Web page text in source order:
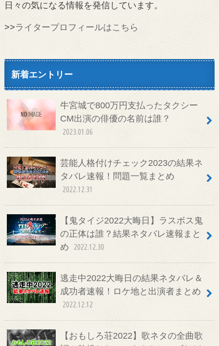
日々の気になる情報を発信しています。
>>ライタープロフィールはこちら
新着エントリー
牛宮城で800万円支払ったタクシー
CM出演の俳優の名前は誰？
2023.01.06
芸能人格付けチェック2023の結果ネ
タバレ速報！問題一覧まとめ
2022.12.31
【鬼タイジ2022大晦日】ラスボス鬼
の正体は誰？結果ネタバレ速報まと
め
2022.12.30
逃走中2022大晦日の結果ネタバレ＆
成功者速報！ロケ地と出演者まとめ
2022.12.12
【おもしろ荘2022】歌ネタの全曲歌